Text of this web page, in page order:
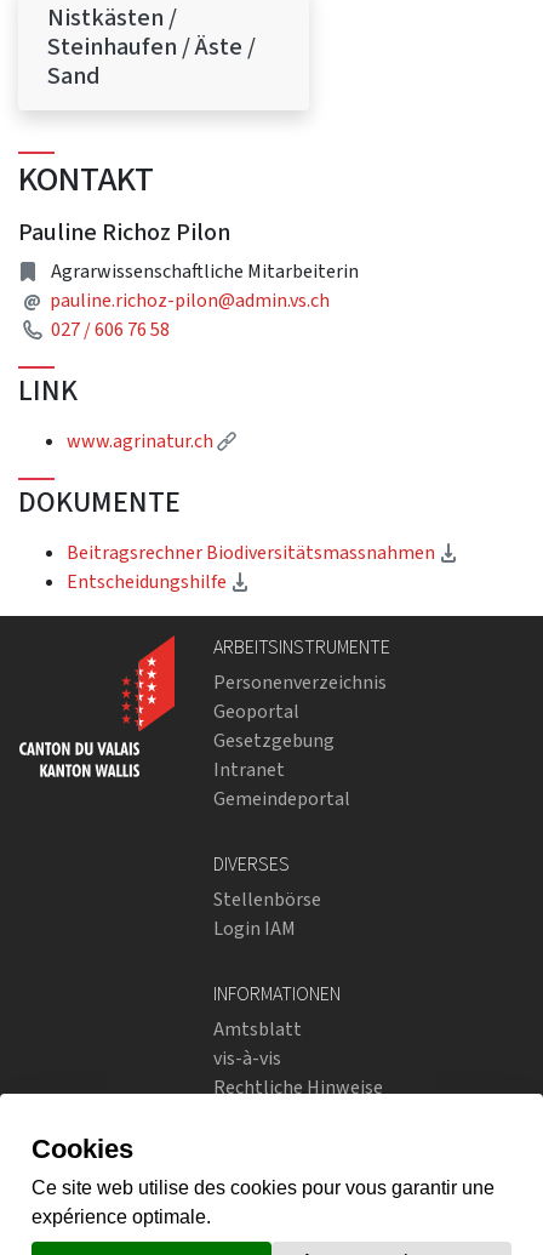
Nistkästen /
Steinhaufen / Äste /
Sand
KONTAKT
Pauline Richoz Pilon
Adresse
Agrarwissenschaftliche Mitarbeiterin
@ E-Mail Adresse
pauline.richoz-pilon@admin.vs.ch
Telefon
027 / 606 76 58
LINK
www.agrinatur.ch (Externer Link)
DOKUMENTE
Beitragsrechner Biodiversitätsmassnahmen
Entscheidungshilfe
ARBEITSINSTRUMENTE
Personenverzeichnis
Geoportal
Gesetzgebung
Intranet
Gemeindeportal
DIVERSES
Stellenbörse
Login IAM
INFORMATIONEN
Amtsblatt
vis-à-vis
Rechtliche Hinweise
Instagram